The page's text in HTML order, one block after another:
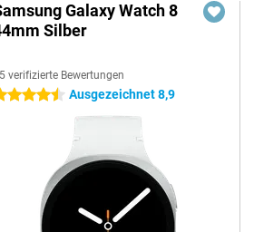
Galaxy Watch 8
Silber
verifizierte Bewertungen
Sterne Ausgezeichnet 8,9